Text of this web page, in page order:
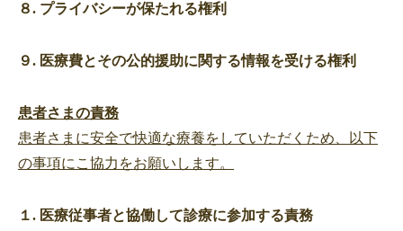
８. プライバシーが保たれる権利
９. 医療費とその公的援助に関する情報を受ける権利
患者さまの責務
患者さまに安全で快適な療養をしていただくため、以下
の事項にこ協力をお願いします。
１. 医療従事者と協働して診療に参加する責務